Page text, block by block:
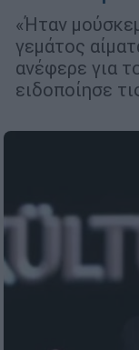
«Ήταν
γεμάτος
ανέφερε για
ειδοποίησε